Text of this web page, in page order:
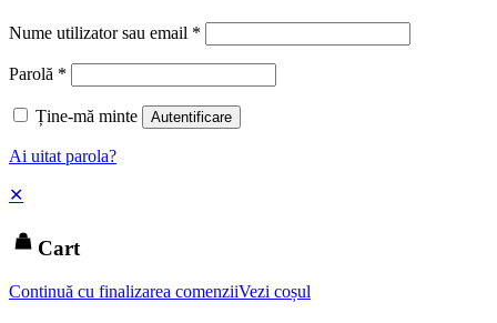
Nume utilizator sau email *
Parolă *
Ține-mă minte Autentificare
Ai uitat parola?
✕
Cart
Continuă cu finalizarea comenziiVezi coșul